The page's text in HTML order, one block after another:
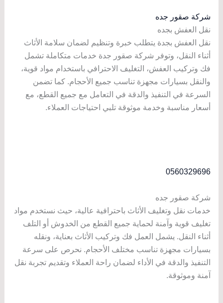
شركة صقور جده
نقل العفش بجده
نقل العفش بجدة يتطلب خبرة وتنظيم لضمان سلامة الأثاث
أثناء النقل، وتوفر شركة صقور جدة خدمات متكاملة تشمل
فك وتركيب العفش، التغليف الاحترافي باستخدام مواد قوية،
والنقل بسيارات مجهزة تناسب جميع الأحجام. كما تضمن
السرعة في التنفيذ والدقة في التعامل مع جميع القطع، مع
أسعار مناسبة وخدمة موثوقة تلبي احتياجات العملاء.
0560329696
شركة صقور جده
خدمات نقل وتغليف الأثاث باحترافية عالية، حيث نستخدم مواد
تغليف قوية وآمنة لحماية جميع القطع من الخدوش أو التلف
أثناء النقل. يشمل العمل فك وتركيب الأثاث بعناية، ونقله
بسيارات مجهزة تناسب مختلف الأحجام. نحرص على سرعة
التنفيذ والدقة في الأداء لضمان راحة العملاء وتقديم تجربة نقل
آمنة وموثوقة.